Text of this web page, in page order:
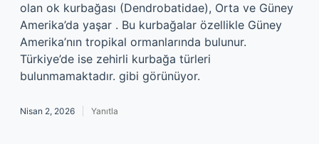
olan ok kurbağası (Dendrobatidae), Orta ve Güney
Amerika’da yaşar . Bu kurbağalar özellikle Güney
Amerika’nın tropikal ormanlarında bulunur.
Türkiye’de ise zehirli kurbağa türleri
bulunmamaktadır. gibi görünüyor.
Nisan 2, 2026 Yanıtla